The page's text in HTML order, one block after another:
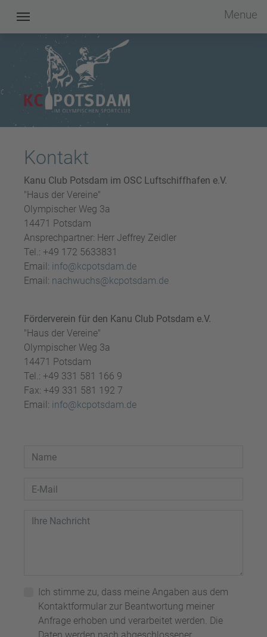
Kanu Club Potsdam im OSC e.V. Menue
Kontakt
Kanu Club Potsdam im OSC Luftschiffhafen e.V.
"Haus der Vereine"
Olympischer Weg 3a
14471 Potsdam
Ansprechpartner: Herr Jeffrey Zeidler
Tel.: +49 172 5633831
Email: info@kcpotsdam.de
Email: nachwuchs@kcpotsdam.de
Förderverein für den Kanu Club Potsdam e.V.
"Haus der Vereine"
Olympischer Weg 3a
14471 Potsdam
Tel.: +49 331 581 166 9
Fax: +49 331 581 192 7
Email: info@kcpotsdam.de
Ich stimme zu, dass meine Angaben aus dem
Kontaktformular zur Beantwortung meiner
Anfrage erhoben und verarbeitet werden. Die